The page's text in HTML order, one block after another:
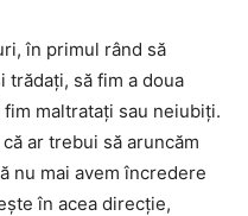
în primul rând să
trădați, să fim a doua
maltratați sau neiubiți.
ar trebui să aruncăm
nu mai avem încredere
în acea direcție,